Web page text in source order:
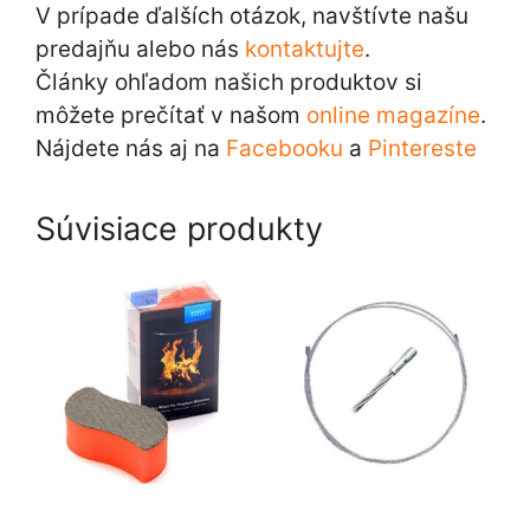
V prípade ďalších otázok, navštívte našu
predajňu alebo nás kontaktujte.
Články ohľadom našich produktov si
môžete prečítať v našom online magazíne.
Nájdete nás aj na Facebooku a Pintereste
Súvisiace produkty